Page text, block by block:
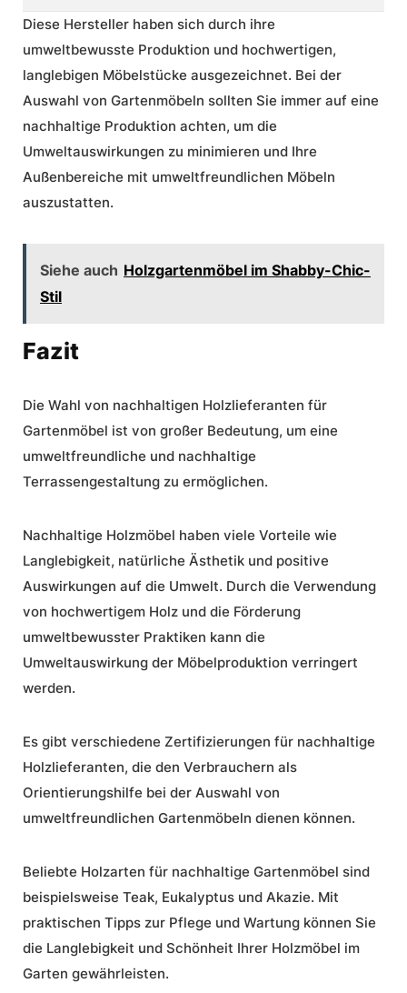
Diese Hersteller haben sich durch ihre
umweltbewusste Produktion und hochwertigen,
langlebigen Möbelstücke ausgezeichnet. Bei der
Auswahl von Gartenmöbeln sollten Sie immer auf eine
nachhaltige Produktion achten, um die
Umweltauswirkungen zu minimieren und Ihre
Außenbereiche mit umweltfreundlichen Möbeln
auszustatten.
Siehe auch Holzgartenmöbel im Shabby-Chic-
Stil
Fazit
Die Wahl von nachhaltigen Holzlieferanten für
Gartenmöbel ist von großer Bedeutung, um eine
umweltfreundliche und nachhaltige
Terrassengestaltung zu ermöglichen.
Nachhaltige Holzmöbel haben viele Vorteile wie
Langlebigkeit, natürliche Ästhetik und positive
Auswirkungen auf die Umwelt. Durch die Verwendung
von hochwertigem Holz und die Förderung
umweltbewusster Praktiken kann die
Umweltauswirkung der Möbelproduktion verringert
werden.
Es gibt verschiedene Zertifizierungen für nachhaltige
Holzlieferanten, die den Verbrauchern als
Orientierungshilfe bei der Auswahl von
umweltfreundlichen Gartenmöbeln dienen können.
Beliebte Holzarten für nachhaltige Gartenmöbel sind
beispielsweise Teak, Eukalyptus und Akazie. Mit
praktischen Tipps zur Pflege und Wartung können Sie
die Langlebigkeit und Schönheit Ihrer Holzmöbel im
Garten gewährleisten.